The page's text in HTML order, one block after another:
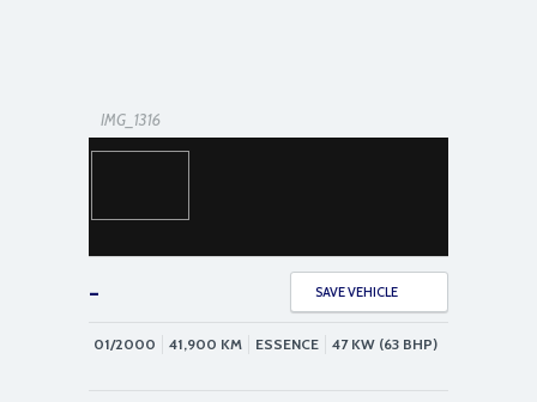
IMG_1316
- SAVE VEHICLE
01/2000 41,900 KM ESSENCE 47 KW (63 BHP)